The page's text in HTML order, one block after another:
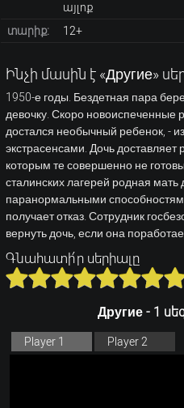
այլոք
տարիք:
12+
Ինչի մասին է «Другие»
1950-е годы. Бездетная пара
девочку. Скоро новоиспеченные
достался необычный ребенок, -
экстрасенсами. Дочь
которым те совершенно не
сталинских лагерей родная
паранормальными
получает отказ. Сотрудник
вернуть дочь, если она
Գնահատի՛ր սերիալը
Другие - 1
Player 1 Player 2